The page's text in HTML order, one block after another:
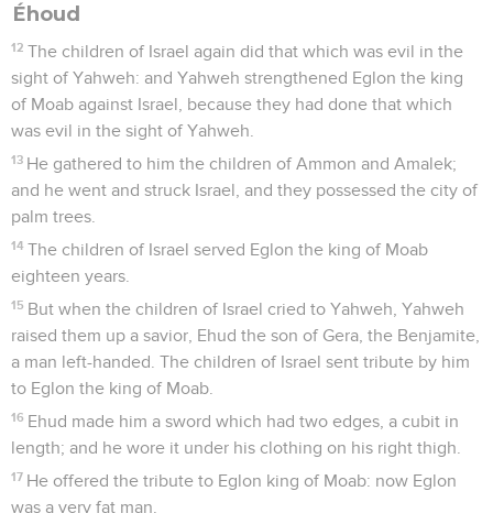
Éhoud
12 The children of Israel again did that which was evil in the
sight of Yahweh: and Yahweh strengthened Eglon the king
of Moab against Israel, because they had done that which
was evil in the sight of Yahweh.
13 He gathered to him the children of Ammon and Amalek;
and he went and struck Israel, and they possessed the city of
palm trees.
14 The children of Israel served Eglon the king of Moab
eighteen years.
15 But when the children of Israel cried to Yahweh, Yahweh
raised them up a savior, Ehud the son of Gera, the Benjamite,
a man left-handed. The children of Israel sent tribute by him
to Eglon the king of Moab.
16 Ehud made him a sword which had two edges, a cubit in
length; and he wore it under his clothing on his right thigh.
17 He offered the tribute to Eglon king of Moab: now Eglon
was a very fat man.